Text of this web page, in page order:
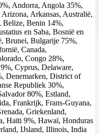
Andorra, Angola 35%,
Arkansas, Australië,
Belize, Benin 14%,
en Saba, Bosnië en
Brunei, Bulgarije 75%,
Canada,
Congo 28%,
Cyprus, Delaware,
Denemarken, District of
Republiek 30%,
80%, Estland,
Frankrijk, Frans-Guyana,
Griekenland,
Haïti 9%, Hawaï, Honduras
IJsland, Illinois, India